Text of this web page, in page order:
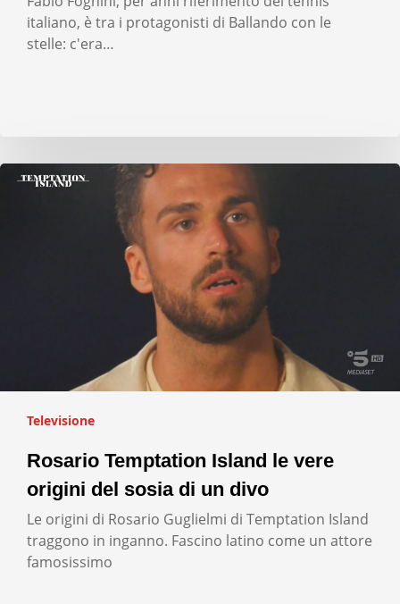
italiano, è tra i protagonisti di Ballando con le
stelle: c'era…
Televisione
Rosario Temptation Island le vere
origini del sosia di un divo
Le origini di Rosario Guglielmi di Temptation Island
traggono in inganno. Fascino latino come un attore
famosissimo